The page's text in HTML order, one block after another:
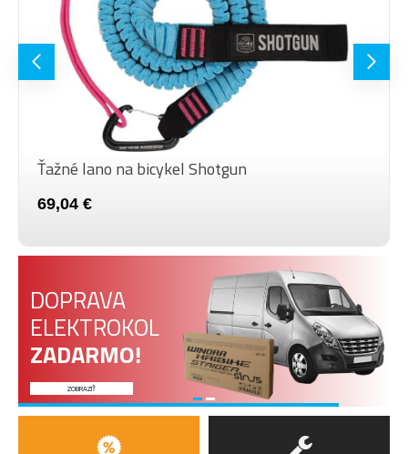
Ťažné lano na bicykel Shotgun
69,04 €
DOPRAVA
ELEKTROKOL
ZADARMO!
ZOBRAZIŤ